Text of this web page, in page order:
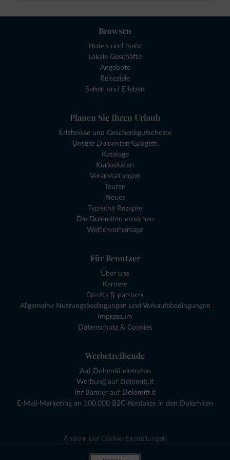
Browsen
Hotels und mehr
Lokale Geschäfte
Angebote
Reiseziele
Sehen und Erleben
Planen Sie Ihren Urlaub
Erlebnisse und Geschenkgutscheine
Unsere Dolomiten Gadgets
Kataloge
Kuriositäten
Veranstaltungen
Touren
Neues
Typische Rezepte
Die Dolomiten erreichen
Wettervorhersage
Für Benutzer
Über uns
Karriere
Credits & partners
Allgemeine Nutzungsbedingungen und Verkaufsbedingungen
Impressum
Datenschutz & Cookies
Werbetreibende
Auf Dolomiti eintreten
Werbung auf Dolomiti.it
Ihr Banner auf Dolomiti.it
E-Mail-Marketing an 100.000 B2C-Kontakte in den Dolomiten
Ändern der Cookie-Einstellungen